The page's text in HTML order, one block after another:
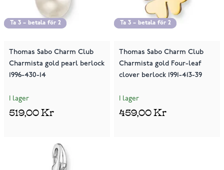
Ta 3 – betala för 2
Ta 3 – betala för 2
Thomas Sabo Charm Club
Charmista gold pearl berlock
1996-430-14
I lager
519,00 Kr
Ta 3 – betala för 2
Ta 3 – betala för 2
Thomas Sabo Charm Club
Charmista gold Four-leaf
clover berlock 1991-413-39
I lager
459,00 Kr